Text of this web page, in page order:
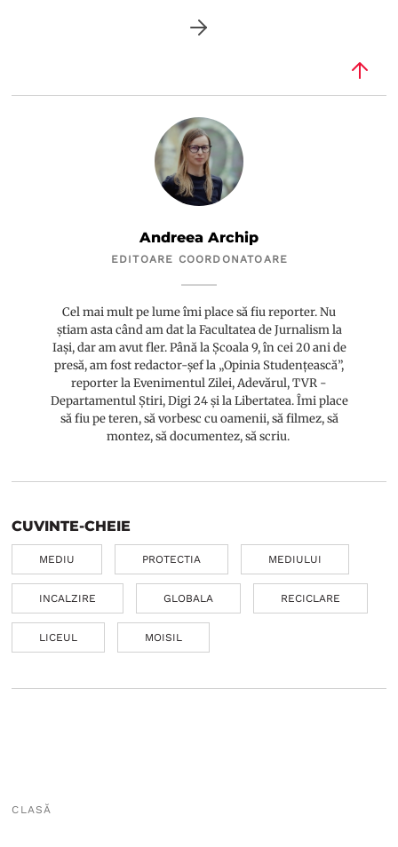
Andreea Archip
EDITOARE COORDONATOARE
Cel mai mult pe lume îmi place să fiu reporter. Nu
știam asta când am dat la Facultatea de Jurnalism la
Iași, dar am avut fler. Până la Școala 9, în cei 20 ani de
presă, am fost redactor-șef la „Opinia Studențească”,
reporter la Evenimentul Zilei, Adevărul, TVR -
Departamentul Știri, Digi 24 și la Libertatea. Îmi place
să fiu pe teren, să vorbesc cu oamenii, să filmez, să
montez, să documentez, să scriu.
CUVINTE-CHEIE
MEDIU PROTECTIA MEDIULUI
INCALZIRE GLOBALA RECICLARE
LICEUL MOISIL
CLASĂ